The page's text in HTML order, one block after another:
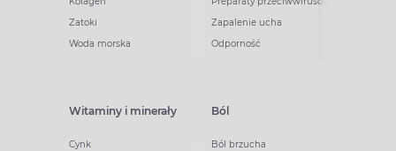
Zatoki
Woda morska
Zapalenie ucha
Odporność
Witaminy i minerały
Cynk
Ból
Ból brzucha